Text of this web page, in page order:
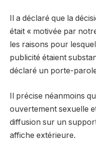
Il a déclaré que la
était « motivée par
les raisons pour
publicité étaient
déclaré un porte-
Il précise néanmoins
ouvertement sexuelle
diffusion sur un
affiche extérieure.